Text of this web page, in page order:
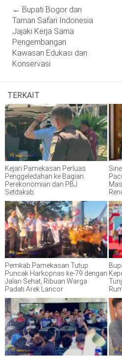
navigation
← Bupati Bogor dan
Taman Safari Indonesia
Jajaki Kerja Sama
Pengembangan
Kawasan Edukasi dan
Konservasi
TERKAIT
Kejari Pamekasan Perluas
Penggeledahan ke Bagian
Perekonomian dan PBJ
Setdakab
Pemkab Pamekasan Tutup
Puncak Harkopnas ke-79 dengan
Jalan Sehat, Ribuan Warga
Padati Arek Lancor